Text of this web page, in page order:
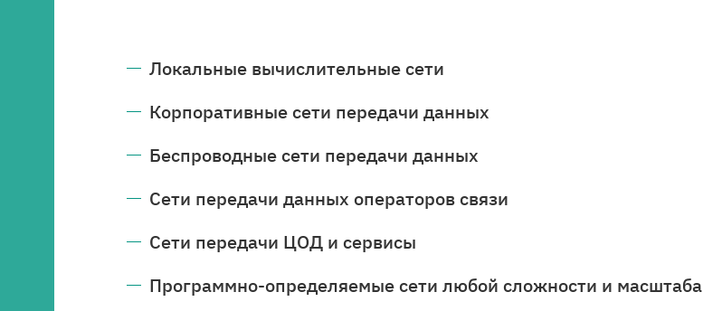
Локальные вычислительные сети
Корпоративные сети передачи данных
Беспроводные сети передачи данных
Сети передачи данных операторов связи
Сети передачи ЦОД и сервисы
Программно-определяемые сети любой сложности и масштаба